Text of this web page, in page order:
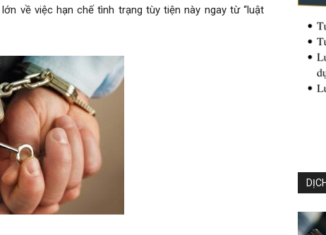
về việc hạn chế tình trạng tùy tiện này ngay từ “luật